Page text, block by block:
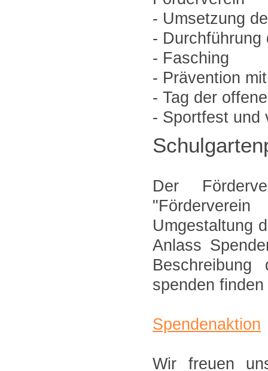
- Umsetzung
- Durchführung
- Fasching
- Prävention
- Tag der
- Sportfest und
Der
Umgestaltung
Anlass
spenden
Spendenaktion
Wir freuen